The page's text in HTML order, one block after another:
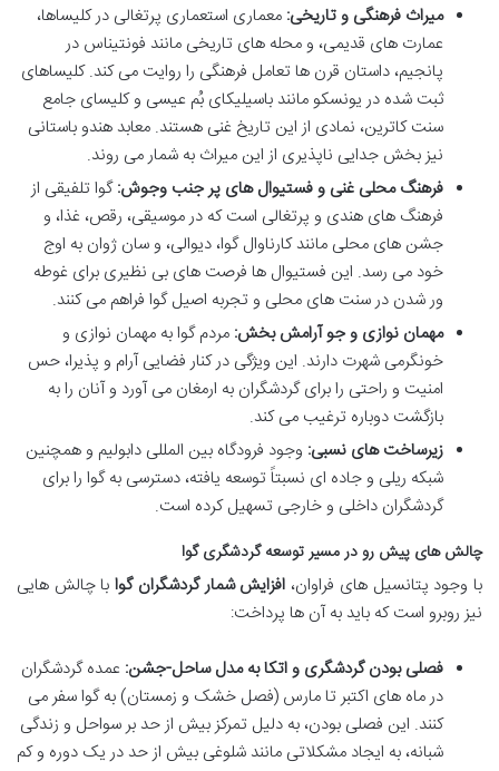
میراث فرهنگی و تاریخی: معماری استعماری پرتغالی در کلیساها،
عمارت های قدیمی، و محله های تاریخی مانند فونتیناس در
پانجیم، داستان قرن ها تعامل فرهنگی را روایت می کند. کلیساهای
ثبت شده در یونسکو مانند باسیلیکای بُم عیسی و کلیسای جامع
سنت کاترین، نمادی از این تاریخ غنی هستند. معابد هندو باستانی
نیز بخش جدایی ناپذیری از این میراث به شمار می روند.
فرهنگ محلی غنی و فستیوال های پر جنب وجوش:گوا تلفیقی از
فرهنگ های هندی و پرتغالی است که در موسیقی، رقص، غذا، و
جشن های محلی مانند کارناوال گوا، دیوالی، و سان ژوان به اوج
خود می رسد. این فستیوال ها فرصت های بی نظیری برای غوطه
ور شدن در سنت های محلی و تجربه اصیل گوا فراهم می کنند.
مهمان نوازی و جو آرامش بخش: مردم گوا به مهمان نوازی و
خونگرمی شهرت دارند. این ویژگی در کنار فضایی آرام و پذیرا، حس
امنیت و راحتی را برای گردشگران به ارمغان می آورد و آنان را به
بازگشت دوباره ترغیب می کند.
زیرساخت های نسبی: وجود فرودگاه بین المللی دابولیم و همچنین
شبکه ریلی و جاده ای نسبتاً توسعه یافته، دسترسی به گوا را برای
گردشگران داخلی و خارجی تسهیل کرده است.
چالش های پیش رو در مسیر توسعه گردشگری گوا
با وجود پتانسیل های فراوان، افزایش شمار گردشگران گوابا چالش هایی
نیز روبرو است که باید به آن ها پرداخت:
فصلی بودن گردشگری و اتکا به مدل ساحل-جشن: عمده گردشگران
در ماه های اکتبر تا مارس (فصل خشک و زمستان) به گوا سفر می
کنند. این فصلی بودن، به دلیل تمرکز بیش از حد بر سواحل و زندگی
شبانه، به ایجاد مشکلاتی مانند شلوغی بیش از حد در یک دوره و کم